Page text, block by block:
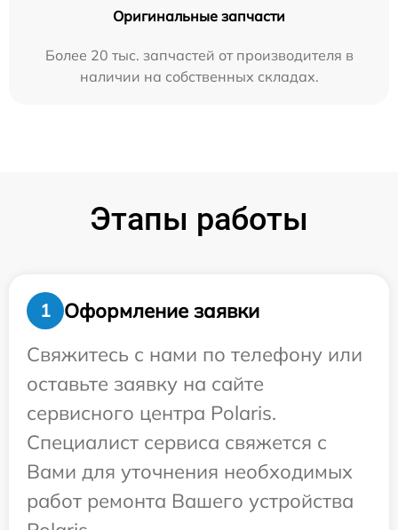
Оригинальные запчасти
Более 20 тыс. запчастей от производителя в
наличии на собственных складах.
Этапы работы
1
Оформление заявки
Свяжитесь с нами по телефону или
оставьте заявку на сайте
сервисного центра Polaris.
Специалист сервиса свяжется с
Вами для уточнения необходимых
работ ремонта Вашего устройства